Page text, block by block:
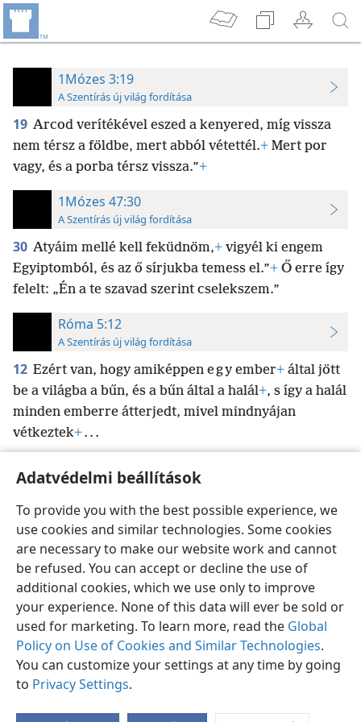
Adatvédelmi beállítások
To provide you with the best possible experience, we
use cookies and similar technologies. Some cookies
are necessary to make our website work and cannot
be refused. You can accept or decline the use of
additional cookies, which we use only to improve
your experience. None of this data will ever be sold or
used for marketing. To learn more, read the Global
Policy on Use of Cookies and Similar Technologies.
You can customize your settings at any time by going
to Privacy Settings.
1Mózes 3:19
A Szentírás új világ fordítása
19 Arcod verítékével eszed a kenyered, míg vissza
nem térsz a földbe, mert abból vétettél.+ Mert por
vagy, és a porba térsz vissza.”+
1Mózes 47:30
A Szentírás új világ fordítása
30 Atyáim mellé kell feküdnöm,+ vigyél ki engem
Egyiptomból, és az ő sírjukba temess el.”+ Ő erre így
felelt: „Én a te szavad szerint cselekszem.”
Róma 5:12
A Szentírás új világ fordítása
12 Ezért van, hogy amiképpen e g y ember+ által jött
be a világba a bűn, és a bűn által a halál+, s így a halál
minden emberre átterjedt, mivel mindnyájan
vétkeztek+. . .
Magyar Beállítások
Copyright© 2026 Watch Tower Bible and Tract Society of Pennsylvania
Felhasználási feltételek
Bizalmas információra vonatkozó szabályok
Adatvédelmi beállítások
JW.ORG Bejelentkezés